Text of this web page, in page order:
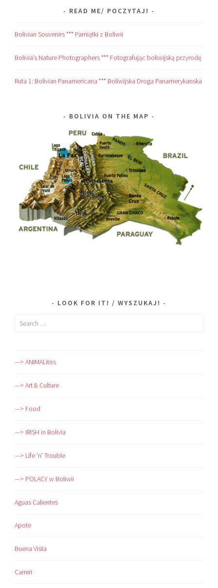
READ ME/ POCZYTAJ!
Bolivian Souvenirs *** Pamiątki z Boliwii
Bolivia’s Nature Photographers *** Fotografując boliwijską przyrodę
Ruta 1: Bolivian Panamericana *** Boliwijska Droga Panamerykanska
BOLIVIA ON THE MAP
LOOK FOR IT! / WYSZUKAJ!
Search
—> ANIMALitos
—> Art & Culture
—> Food
—> IRISH in Bolivia
—> Life 'n' Trouble
—> POLACY w Boliwii
Aguas Calientes
Apote
Buena Vista
Camiri